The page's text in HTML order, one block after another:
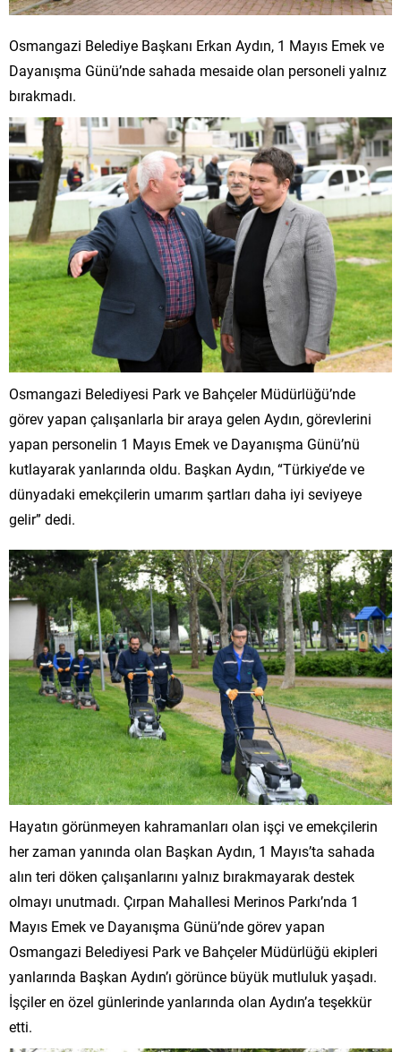
Osmangazi Belediye Başkanı Erkan Aydın, 1 Mayıs Emek ve
Dayanışma Günü’nde sahada mesaide olan personeli yalnız
bırakmadı.
Osmangazi Belediyesi Park ve Bahçeler Müdürlüğü’nde
görev yapan çalışanlarla bir araya gelen Aydın, görevlerini
yapan personelin 1 Mayıs Emek ve Dayanışma Günü’nü
kutlayarak yanlarında oldu. Başkan Aydın, “Türkiye’de ve
dünyadaki emekçilerin umarım şartları daha iyi seviyeye
gelir” dedi.
Hayatın görünmeyen kahramanları olan işçi ve emekçilerin
her zaman yanında olan Başkan Aydın, 1 Mayıs’ta sahada
alın teri döken çalışanlarını yalnız bırakmayarak destek
olmayı unutmadı. Çırpan Mahallesi Merinos Parkı’nda 1
Mayıs Emek ve Dayanışma Günü’nde görev yapan
Osmangazi Belediyesi Park ve Bahçeler Müdürlüğü ekipleri
yanlarında Başkan Aydın’ı görünce büyük mutluluk yaşadı.
İşçiler en özel günlerinde yanlarında olan Aydın’a teşekkür
etti.